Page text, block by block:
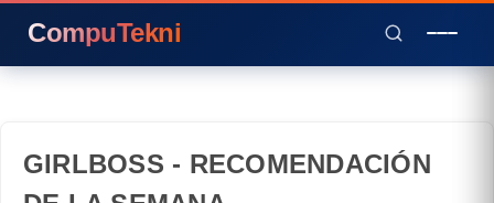
CompuTekni
GIRLBOSS - RECOMENDACIÓN